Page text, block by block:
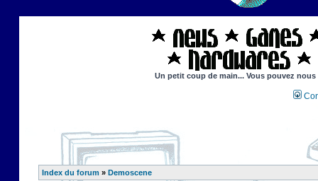
Un petit coup de main... Vous pouvez
Index du forum » Demoscene